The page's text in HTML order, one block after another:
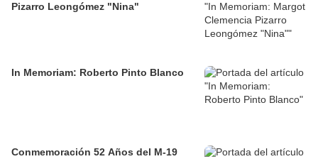
Pizarro Leongómez "Nina"
In Memoriam: Roberto Pinto Blanco
Conmemoración 52 Años del M-19